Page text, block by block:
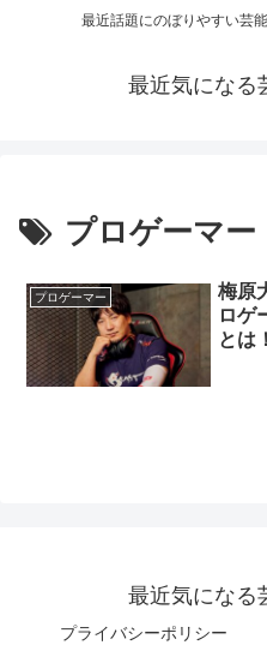
最近話題にのぼりやすい芸
最近気になる
プロゲーマー
プロゲーマー
梅原
ロゲ
とは
最近気になる
プライバシーポリシー